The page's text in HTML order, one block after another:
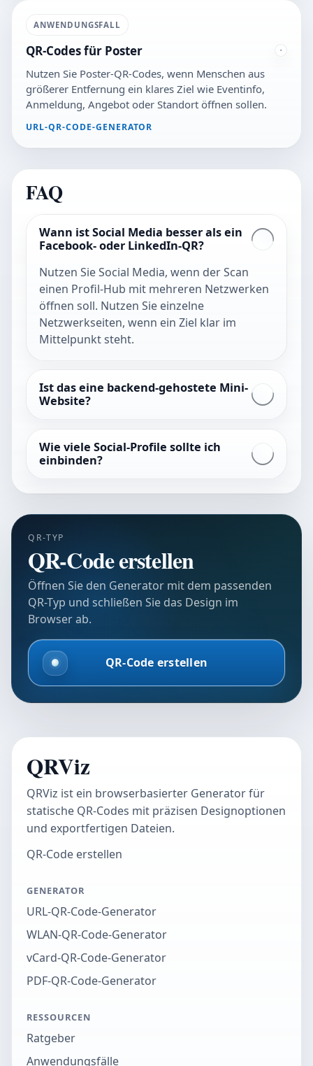
ANWENDUNGSFALL
QR-Codes für Poster
Nutzen Sie Poster-QR-Codes, wenn Menschen aus
größerer Entfernung ein klares Ziel wie Eventinfo,
Anmeldung, Angebot oder Standort öffnen sollen.
URL-QR-CODE-GENERATOR
FAQ
Wann ist Social Media besser als ein
Facebook- oder LinkedIn-QR?
Nutzen Sie Social Media, wenn der Scan
einen Profil-Hub mit mehreren Netzwerken
öffnen soll. Nutzen Sie einzelne
Netzwerkseiten, wenn ein Ziel klar im
Mittelpunkt steht.
Ist das eine backend-gehostete Mini-
Website?
Wie viele Social-Profile sollte ich
einbinden?
QR-TYP
QR-Code erstellen
Öffnen Sie den Generator mit dem passenden
QR-Typ und schließen Sie das Design im
Browser ab.
QR-Code erstellen
QRViz
QRViz ist ein browserbasierter Generator für
statische QR-Codes mit präzisen Designoptionen
und exportfertigen Dateien.
QR-Code erstellen
GENERATOR
URL-QR-Code-Generator
WLAN-QR-Code-Generator
vCard-QR-Code-Generator
PDF-QR-Code-Generator
RESSOURCEN
Ratgeber
Anwendungsfälle